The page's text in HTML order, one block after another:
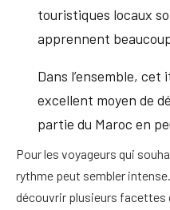
touristiques locaux
apprennent
Dans l’ensemble,
excellent moyen de
partie du Maroc en
Pour les voyageurs qui
rythme peut sembler
découvrir plusieurs facettes